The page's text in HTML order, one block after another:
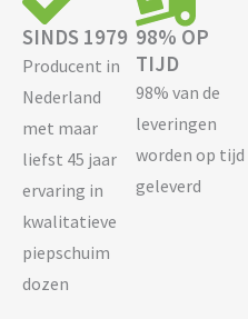
SINDS 1979
Producent in
Nederland
met maar
liefst 45 jaar
ervaring in
kwalitatieve
piepschuim
dozen
98% OP
TIJD
98% van de
leveringen
worden op tijd
geleverd